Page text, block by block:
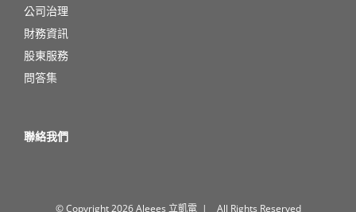
公司治理
財務資訊
股東服務
問答集
聯絡我們
© Copyright2026 Aleees 立凱電 | All Rights Reserved